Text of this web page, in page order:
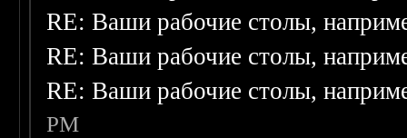
RE: Ваши рабочие столы,
RE: Ваши рабочие столы,
RE: Ваши рабочие столы,
PM